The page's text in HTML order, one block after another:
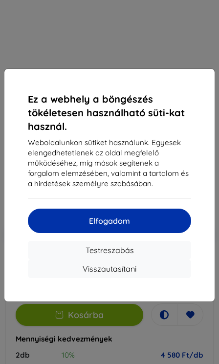
Ez a webhely a böngészés
tökéletesen használható süti-kat
használ.
Weboldalunkon sütiket használunk. Egyesek
elengedhetetlenek az oldal megfelelő
működéséhez, míg mások segítenek a
forgalom elemzésében, valamint a tartalom és
a hirdetések személyre szabásában.
Elfogadom
Testreszabás
Visszautasítani
3mk Silky Matt Privacy Védőfólia Vivo Y19s
Alkalmas: Vivo Y19s
5 089 Ft
4 580 Ft
Ár ÁFA nelkül3 607 Ft
-10% Kedvezmény kuponnalEXTRA10 Kosárba
Kosárba
Mennyiségi kedvezmények
2db
10% 4 580 Ft/db